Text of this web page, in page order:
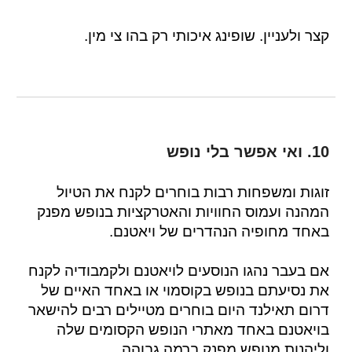
קצר ולעניין. שופינג איכותי רק בהו צי מין.
10. ואי אפשר בלי נופש
זוגות ומשפחות רבות בוחרים לקנח את הטיול
המהנה ועמוס החוויות והאטרקציות בנופש מפנק
באחד מחופיה הנהדרים של ויאטנם.
אם בעבר נהגו הנוסעים לויאטנם ולקמבודיה לקנח
את נסיעתם בנופש בקוסמוי או באחד האיים של
דרום תאילנד היום בוחרים מטיילים רבים להישאר
בויאטנם באחד מאתרי הנופש הקסומים שלה